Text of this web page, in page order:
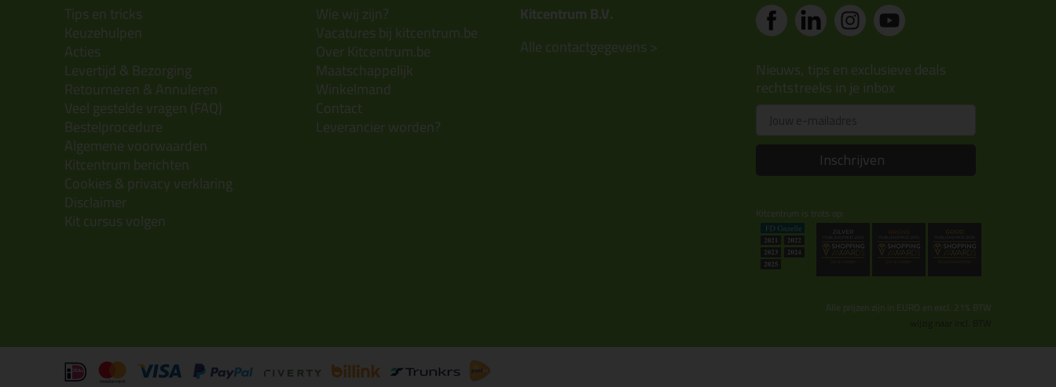
Tips en tricks
Keuzehulpen
Acties
Levertijd & Bezorging
Retourneren & Annuleren
Veel gestelde vragen (FAQ)
Bestelprocedure
Algemene voorwaarden
Kitcentrum berichten
Cookies & privacy verklaring
Disclaimer
Kit cursus volgen
Wie wij zijn?
Vacatures bij kitcentrum.be
Over Kitcentrum.be
Maatschappelijk
Winkelmand
Contact
Leverancier worden?
Kitcentrum B.V.
Alle contactgegevens >
Nieuws, tips en exclusieve deals
rechtstreeks in je inbox
Inschrijven
Kitcentrum is trots op:
Alle prijzen zijn in EURO en excl. 21% BTW